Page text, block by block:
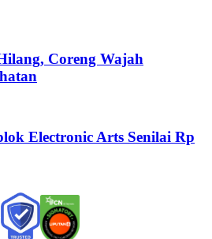
Coreng Wajah
Electronic Arts Senilai Rp